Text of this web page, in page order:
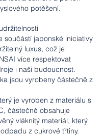
potěšení.
součástí japonské iniciativy
luxus, což je
více respektovat
i naši budoucnost.
jsou vyrobeny částečně z
je vyroben z materiálu s
částečně obsahuje
vláknitý materiál, který
z cukrové třtiny.